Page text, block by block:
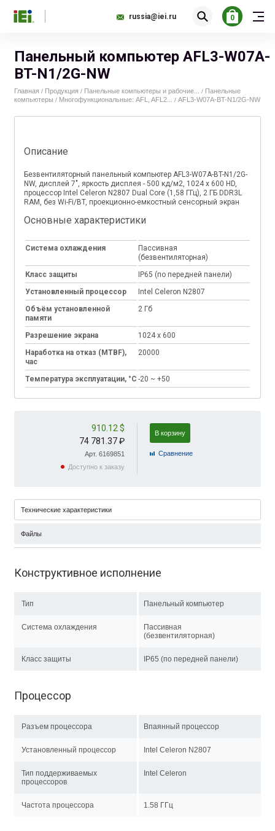
russia@iei.ru 0
Панельный компьютер AFL3-W07A-
BT-N1/2G-NW
Главная / Продукция / Панельные компьютеры и рабочие... / Панельные
компьютеры / Многофункциональные: AFL, AFL2... / AFL3-W07A-BT-N1/2G-NW
Описание
Безвентиляторный панельный компьютер AFL3-W07A-BT-N1/2G-
NW, дисплей 7", яркость дисплея - 500 кд/м2, 1024 x 600 HD,
процессор Intel Celeron N2807 Dual Core (1,58 ГГц), 2 ГБ DDR3L
RAM, без Wi-Fi/BT, проекционно-емкостный сенсорный экран
Основные характеристики
Система охлаждения
Пассивная
(безвентиляторная)
Класс защиты
IP65 (по передней панели)
Установленный процессор
Intel Celeron N2807
Объём установленной
памяти
2 Гб
Разрешение экрана
1024 x 600
Наработка на отказ (MTBF),
час
20000
Температура эксплуатации, °C -20 ~ +50
910.12 $
74 781.37 ₽
Арт. 6169851
Доступно к заказу
В корзину
Cравнение
Технические характеристики
Файлы
Конструктивное исполнение
Тип Панельный компьютер
Система охлаждения
Пассивная
(безвентиляторная)
Класс защиты IP65 (по передней панели)
Процессор
Разъем процессора Впаянный процессор
Установленный процессор Intel Celeron N2807
Тип поддерживаемых
процессоров
Intel Celeron
Частота процессора 1.58 ГГц